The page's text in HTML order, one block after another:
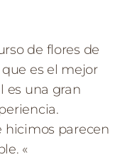
de flores de
es el mejor
es una gran
hicimos parecen
«